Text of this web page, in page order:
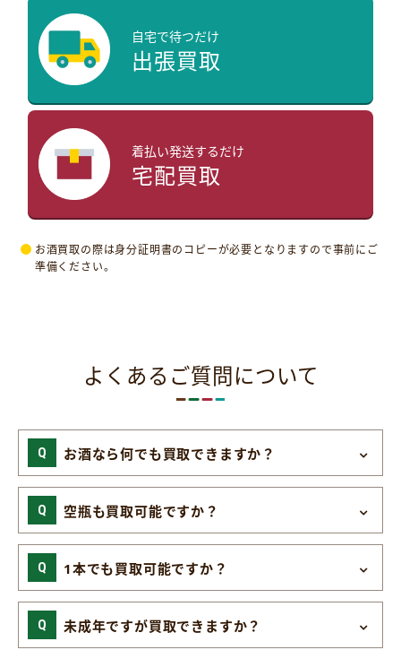
自宅で待つだけ
出張買取
着払い発送するだけ
宅配買取
お酒買取の際は身分証明書のコピーが必要となりますので事前にご
準備ください。
よくあるご質問について
お酒なら何でも買取できますか？
空瓶も買取可能ですか？
1本でも買取可能ですか？
未成年ですが買取できますか？